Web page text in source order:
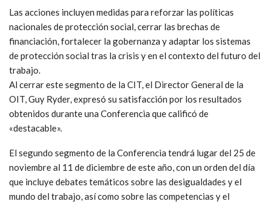
Las acciones incluyen medidas para reforzar las políticas
nacionales de protección social, cerrar las brechas de
financiación, fortalecer la gobernanza y adaptar los sistemas
de protección social tras la crisis y en el contexto del futuro del
trabajo.
Al cerrar este segmento de la CIT, el Director General de la
OIT, Guy Ryder, expresó su satisfacción por los resultados
obtenidos durante una Conferencia que calificó de
«destacable».
El segundo segmento de la Conferencia tendrá lugar del 25 de
noviembre al 11 de diciembre de este año, con un orden del día
que incluye debates temáticos sobre las desigualdades y el
mundo del trabajo, así como sobre las competencias y el